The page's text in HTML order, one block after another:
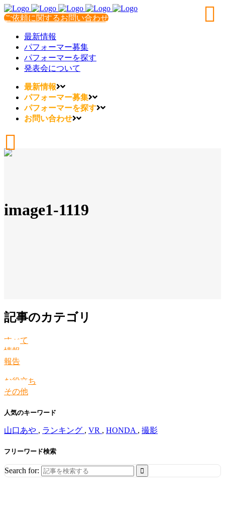
ご依頼に関するお問い合わせ
最新情報
パフォーマー募集
パフォーマーを探す
発表会について
最新情報
パフォーマー募集
パフォーマーを探す
お問い合わせ
image1-1119
記事のカテゴリ
すべて
情報
報告
お役立ち
その他
人気のキーワード
山口あや , ランキング , VR , HONDA , 撮影
フリーワード検索
Search for: